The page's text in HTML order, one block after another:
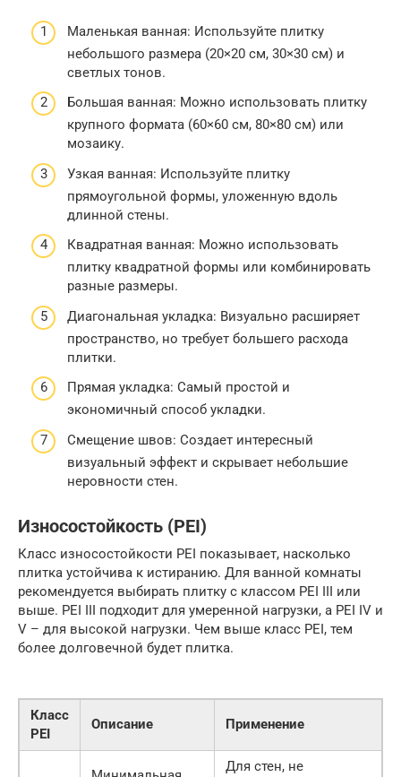
Маленькая ванная: Используйте плитку
небольшого размера (20×20 см, 30×30 см) и
светлых тонов.
Большая ванная: Можно использовать плитку
крупного формата (60×60 см, 80×80 см) или
мозаику.
Узкая ванная: Используйте плитку
прямоугольной формы, уложенную вдоль
длинной стены.
Квадратная ванная: Можно использовать
плитку квадратной формы или комбинировать
разные размеры.
Диагональная укладка: Визуально расширяет
пространство, но требует большего расхода
плитки.
Прямая укладка: Самый простой и
экономичный способ укладки.
Смещение швов: Создает интересный
визуальный эффект и скрывает небольшие
неровности стен.
Износостойкость (PEI)
Класс износостойкости PEI показывает, насколько
плитка устойчива к истиранию. Для ванной комнаты
рекомендуется выбирать плитку с классом PEI III или
выше. PEI III подходит для умеренной нагрузки, а PEI IV и
V – для высокой нагрузки. Чем выше класс PEI, тем
более долговечной будет плитка.
Класс
PEI
Описание Применение
Для стен, не